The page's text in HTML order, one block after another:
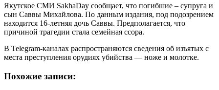
Якутское СМИ SakhaDay сообщает, что погибшие – супруга и
сын Саввы Михайлова. По данным издания, под подозрением
находится 16-летняя дочь Саввы. Предполагается, что
причиной трагедии стала семейная ссора.
В Telegram-каналах распространяются сведения об изъятых с
места преступления орудиях убийства — ноже и молотке.
Похожие записи: